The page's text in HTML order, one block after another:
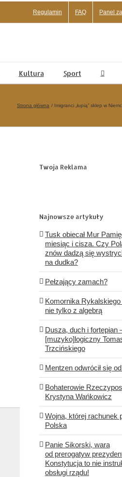
Regulamin FAQ Panel
Kultura Sport
Strona główna Imigranci „łupią” sklep w
Twoja Reklama
Najnowsze artykuły
Tusk obiecał Mur
miesiąc i cisza. Czy
znów dadzą się
na dudka?
Pełzający zamach?
Komornika Rykalskiego
nie tylko z algebrą
Dusza, duch i fortepian
[muzyko]logiczny
Trzcińskiego
Mentzen odwrócił się
Bohaterowie
Krystyna Wańkowicz
Wojna, której rachunek
Polska
Panie Sikorski, wara
od prerogatyw
Konstytucja to nie
obsługi rządu!